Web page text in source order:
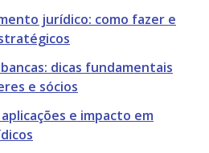
jurídico: como fazer e
dicas fundamentais
e sócios
e impacto em